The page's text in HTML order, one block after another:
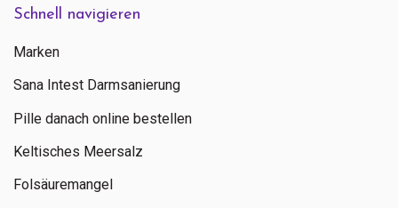
Schnell navigieren
Marken
Sana Intest Darmsanierung
Pille danach online bestellen
Keltisches Meersalz
Folsäuremangel